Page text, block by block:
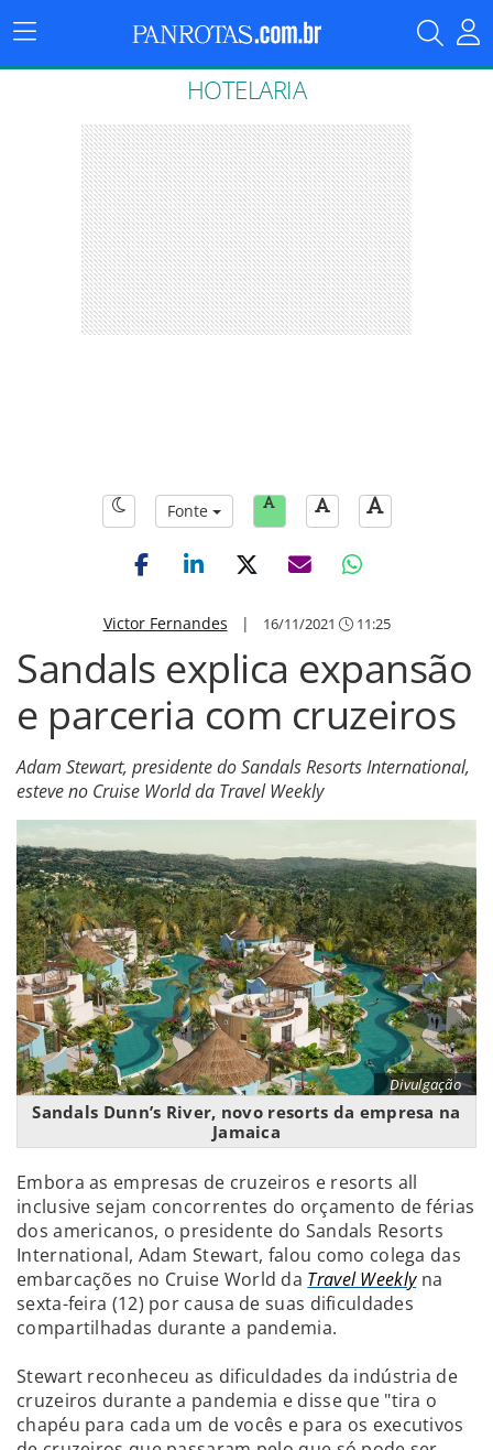
Menu
Principal
HOTELARIA
Fonte
Victor Fernandes | 16/11/2021 11:25
Sandals explica expansão
e parceria com cruzeiros
Adam Stewart, presidente do Sandals Resorts International,
esteve no Cruise World da Travel Weekly
Divulgação
Sandals Dunn’s River, novo resorts da empresa na
Jamaica
Embora as empresas de cruzeiros e resorts all
inclusive sejam concorrentes do orçamento de férias
dos americanos, o presidente do Sandals Resorts
International, Adam Stewart, falou como colega das
embarcações no Cruise World da Travel Weeklyna
sexta-feira (12) por causa de suas dificuldades
compartilhadas durante a pandemia.
Stewart reconheceu as dificuldades da indústria de
cruzeiros durante a pandemia e disse que "tira o
chapéu para cada um de vocês e para os executivos